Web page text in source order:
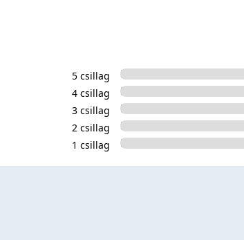
5 csillag
4 csillag
3 csillag
2 csillag
1 csillag